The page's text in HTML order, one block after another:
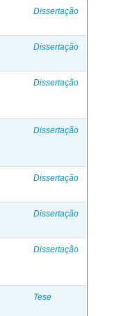
Dissertação
Dissertação
Dissertação
Dissertação
Dissertação
Dissertação
Dissertação
Tese